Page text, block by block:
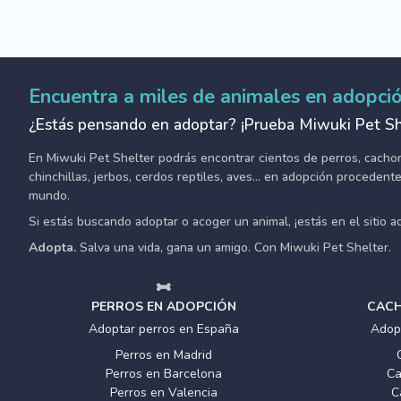
Encuentra a miles de animales en
¿Estás pensando en adoptar? ¡Prueba Miwuki Pet
En Miwuki Pet Shelter podrás encontrar cientos de perros,
chinchillas, jerbos, cerdos reptiles, aves... en adopción
mundo.
Si estás buscando adoptar o acoger un animal, ¡estás en el sitio
Adopta. Salva una vida, gana un amigo. Con Miwuki Pet Shelter.
PERROS EN ADOPCIÓN
Adoptar perros en España
Perros en Madrid
Perros en Barcelona
Perros en Valencia